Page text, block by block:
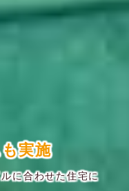
実施
に合わせた住宅に